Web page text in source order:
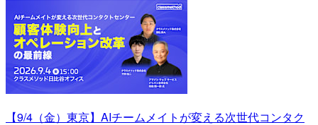
【9/4（金）東京】AIチームメイトが変える次世代コンタク